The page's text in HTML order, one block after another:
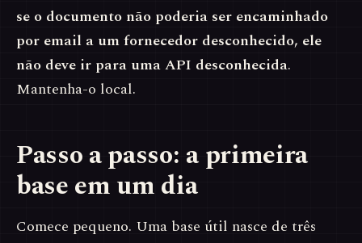
se o documento não poderia ser encaminhado
por email a um fornecedor desconhecido, ele
não deve ir para uma API desconhecida.
Mantenha-o local.
Passo a passo: a primeira
base em um dia
Comece pequeno. Uma base útil nasce de três